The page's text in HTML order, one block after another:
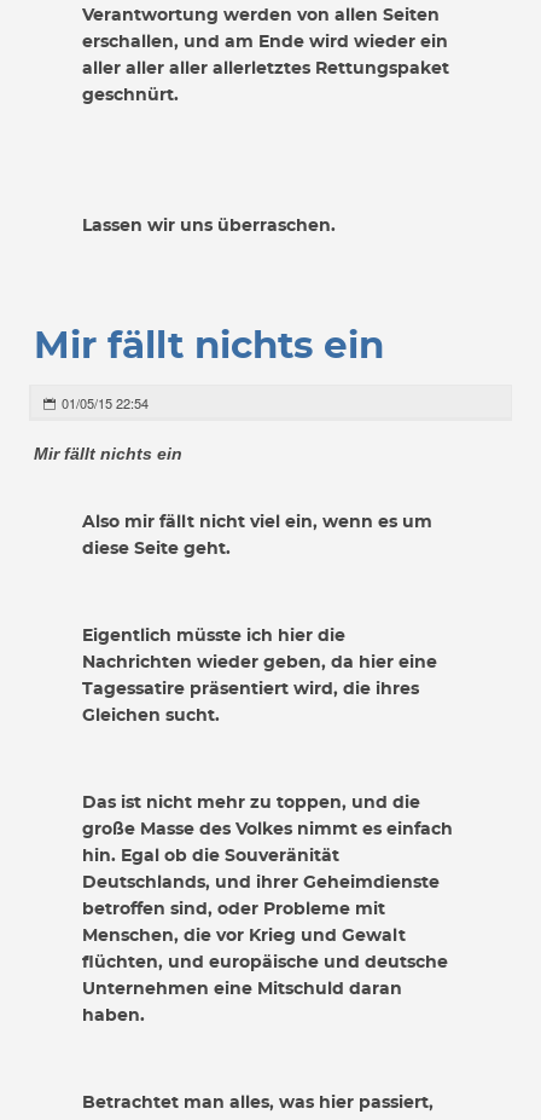
Verantwortung werden von allen Seiten
erschallen, und am Ende wird wieder ein
aller aller aller allerletztes Rettungspaket
geschnürt.
Lassen wir uns überraschen.
Mir fällt nichts ein
01/05/15 22:54
Mir fällt nichts ein
Also mir fällt nicht viel ein, wenn es um
diese Seite geht.
Eigentlich müsste ich hier die
Nachrichten wieder geben, da hier eine
Tagessatire präsentiert wird, die ihres
Gleichen sucht.
Das ist nicht mehr zu toppen, und die
große Masse des Volkes nimmt es einfach
hin. Egal ob die Souveränität
Deutschlands, und ihrer Geheimdienste
betroffen sind, oder Probleme mit
Menschen, die vor Krieg und Gewalt
flüchten, und europäische und deutsche
Unternehmen eine Mitschuld daran
haben.
Betrachtet man alles, was hier passiert,